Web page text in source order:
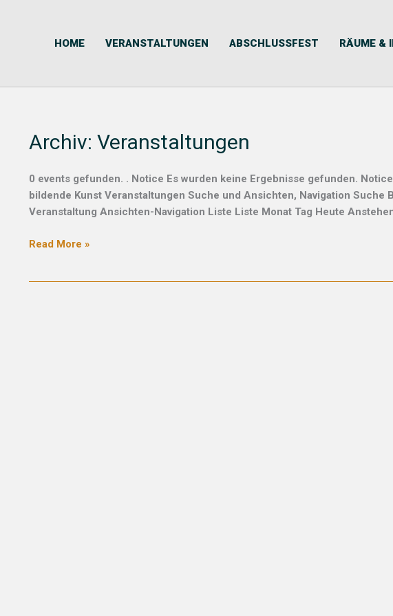
HOME VERANSTALTUNGEN ABSCHLUSSFEST RÄUME &
Archiv: Veranstaltungen
0 events gefunden. . Notice Es wurden keine Ergebnisse gefunden.
bildende Kunst Veranstaltungen Suche und Ansichten, Navigation
Veranstaltung Ansichten-Navigation Liste Liste Monat Tag Heute
Read More »